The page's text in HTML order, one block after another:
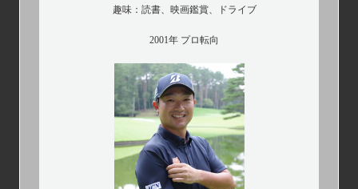
趣味：読書、映画鑑賞、ドライブ
2001年 プロ転向